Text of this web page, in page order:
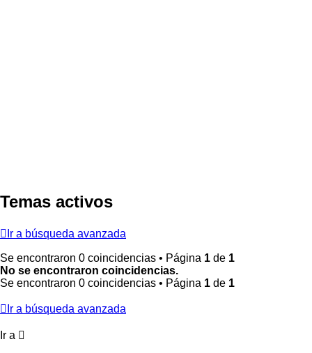
Temas activos
Ir a búsqueda avanzada
Se encontraron 0 coincidencias • Página 1 de 1
No se encontraron coincidencias.
Se encontraron 0 coincidencias • Página 1 de 1
Ir a búsqueda avanzada
Ir a